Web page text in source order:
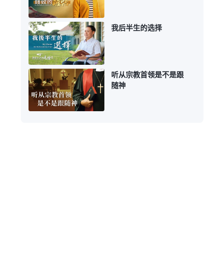
我后半生的选择
听从宗教首领是不是跟
随神